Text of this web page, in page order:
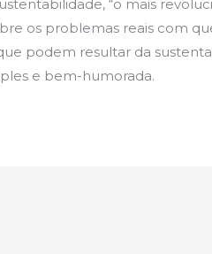
“o mais
os problemas reais com
podem resultar da
e bem-humorada.